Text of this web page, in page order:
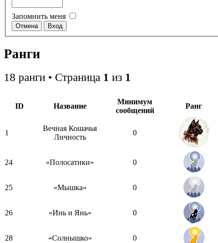
Запомнить меня
Ранги
18 ранги • Страница 1 из 1
ID Название
Минимум
сообщений
Ранг
1
Вечная Кошачья
Личность
0
24 «Полосатики» 0
25 «Мышка» 0
26 «Инь и Янь» 0
28 «Солнышко» 0